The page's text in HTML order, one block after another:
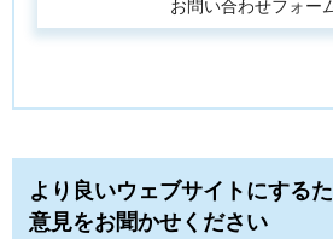
より良いウェブサイトにする
意見をお聞かせください